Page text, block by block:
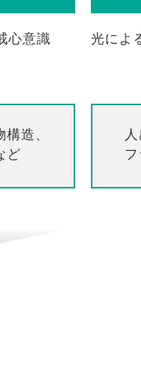
心意識
造、
ど
光によ